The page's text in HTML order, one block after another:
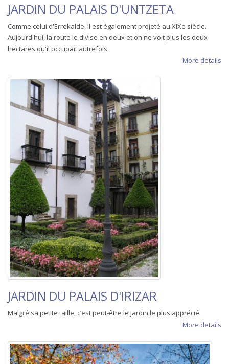
JARDIN DU PALAIS D'UNTZETA
Comme celui d'Errekalde, il est également projeté au XIXe siècle.
Aujourd'hui, la route le divise en deux et on ne voit plus les deux
hectares qu'il occupait autrefois.
More details
JARDIN DU PALAIS D'IRIZAR
Malgré sa petite taille, c’est peut-être le jardin le plus apprécié.
More details